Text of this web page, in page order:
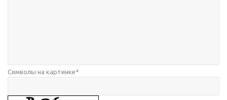
Символы на картинке*